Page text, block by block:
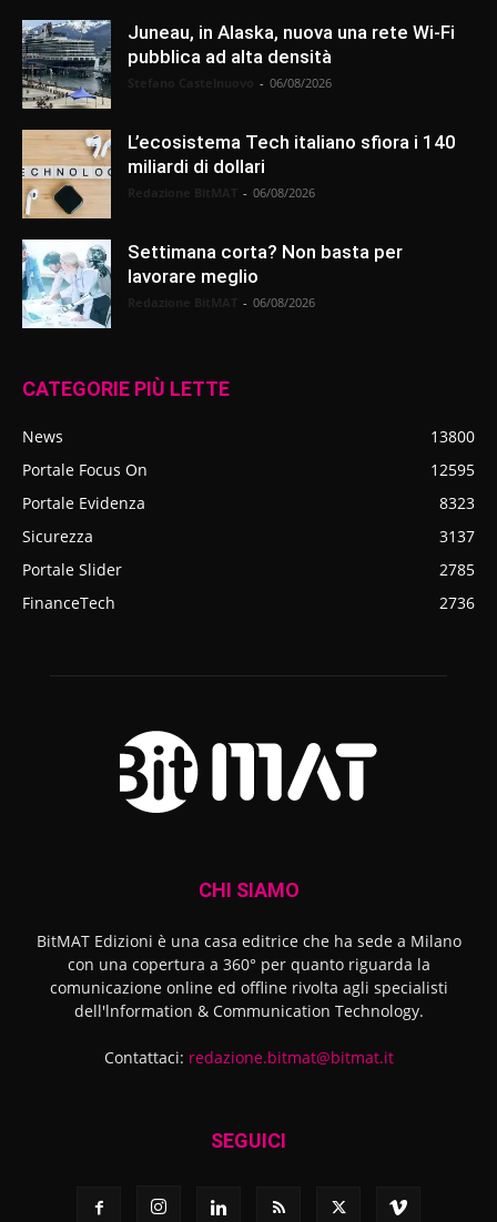
Juneau, in Alaska, nuova una rete Wi-Fi
pubblica ad alta densità
- 06/08/2026
L’ecosistema Tech italiano sfiora i 140
miliardi di dollari
- 06/08/2026
Settimana corta? Non basta per
lavorare meglio
- 06/08/2026
CATEGORIE PIÙ LETTE
News
13800
Portale Focus On
12595
Portale Evidenza
8323
Sicurezza
3137
Portale Slider
2785
FinanceTech
2736
CHI SIAMO
BitMAT Edizioni è una casa editrice che ha sede a Milano
con una copertura a 360° per quanto riguarda la
comunicazione online ed offline rivolta agli specialisti
dell'lnformation & Communication Technology.
Contattaci: redazione.bitmat@bitmat.it
SEGUICI